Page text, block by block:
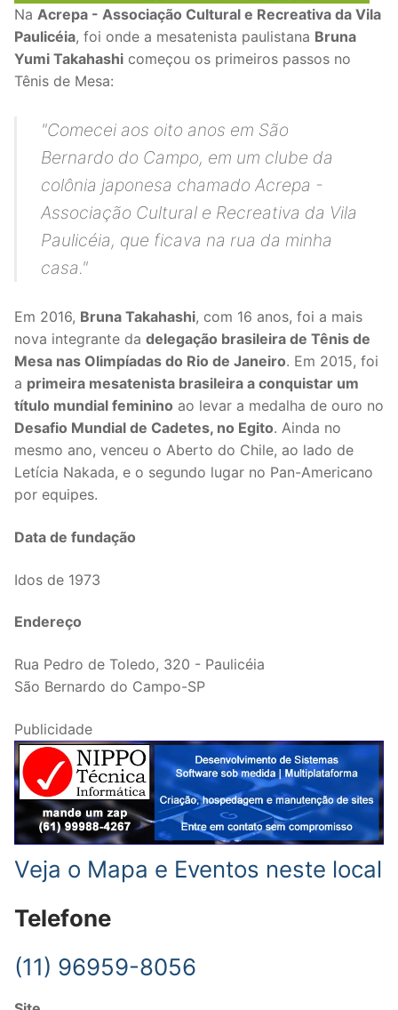
Na Acrepa - Associação Cultural e Recreativa da Vila
Paulicéia, foi onde a mesatenista paulistana Bruna
Yumi Takahashi começou os primeiros passos no
Tênis de Mesa:
"Comecei aos oito anos em São
Bernardo do Campo, em um clube da
colônia japonesa chamado Acrepa -
Associação Cultural e Recreativa da Vila
Paulicéia, que ficava na rua da minha
casa."
Em 2016, Bruna Takahashi, com 16 anos, foi a mais
nova integrante da delegação brasileira de Tênis de
Mesa nas Olimpíadas do Rio de Janeiro. Em 2015, foi
a primeira mesatenista brasileira a conquistar um
título mundial feminino ao levar a medalha de ouro no
Desafio Mundial de Cadetes, no Egito. Ainda no
mesmo ano, venceu o Aberto do Chile, ao lado de
Letícia Nakada, e o segundo lugar no Pan-Americano
por equipes.
Data de fundação
Idos de 1973
Endereço
Rua Pedro de Toledo, 320 - Paulicéia
São Bernardo do Campo-SP
Publicidade
Veja o Mapa e Eventos neste local
Telefone
(11) 96959-8056